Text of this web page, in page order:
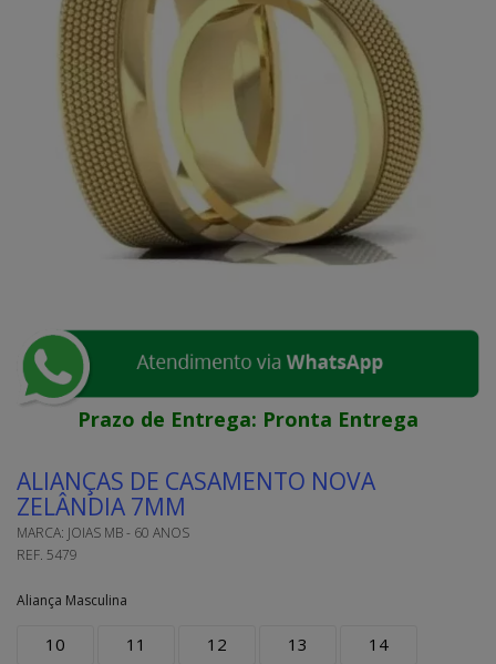
Prazo de Entrega: Pronta Entrega
ALIANÇAS DE CASAMENTO NOVA
ZELÂNDIA 7MM
MARCA: JOIAS MB - 60 ANOS
REF. 5479
Aliança Masculina
10 11 12 13 14